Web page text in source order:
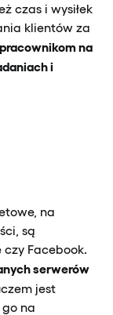
czas i wysiłek
klientów za
na
i
na
są
Facebook.
serwerów
jest
na